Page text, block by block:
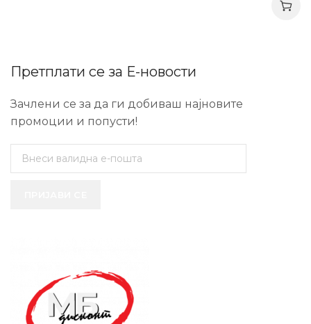
Претплати се за Е-новости
Зачлени се за да ги добиваш најновите
промоции и попусти!